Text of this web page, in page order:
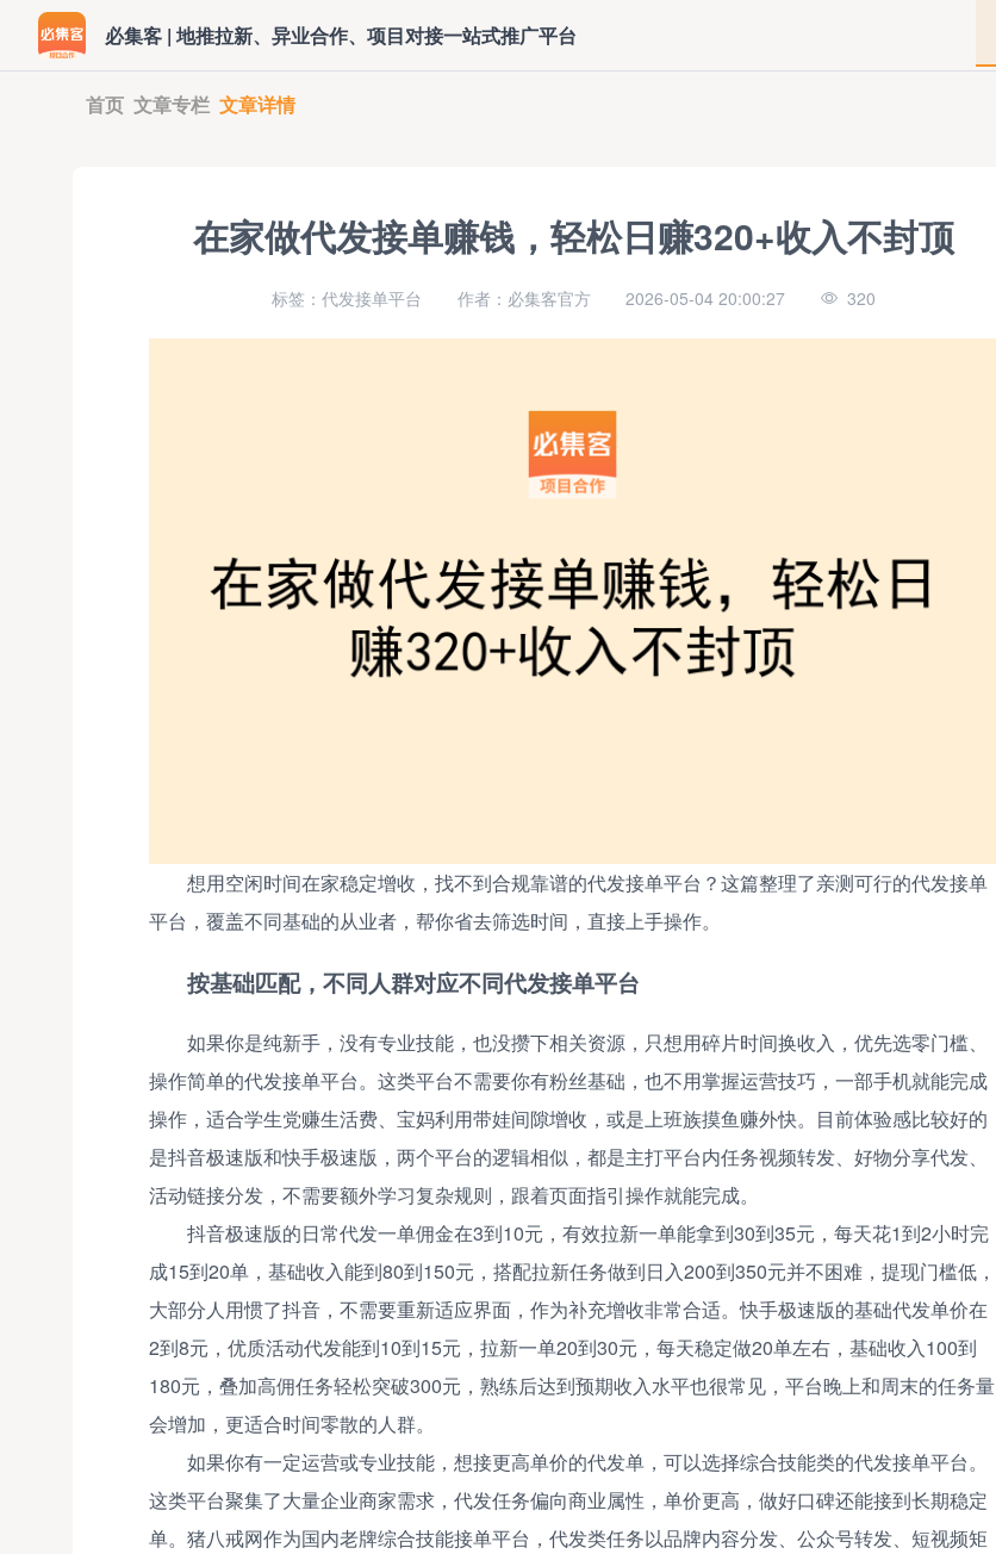
必集客 | 地推拉新、异业合作、项目对接一站式推广平台
首页 文章专栏 文章详情
在家做代发接单赚钱，轻松日赚320+收入不封顶
标签：代发接单平台 作者：必集客官方 2026-05-04 20:00:27 320
想用空闲时间在家稳定增收，找不到合规靠谱的代发接单平台？这篇整理了亲测可行的代发接单
平台，覆盖不同基础的从业者，帮你省去筛选时间，直接上手操作。
按基础匹配，不同人群对应不同代发接单平台
如果你是纯新手，没有专业技能，也没攒下相关资源，只想用碎片时间换收入，优先选零门槛、
操作简单的代发接单平台。这类平台不需要你有粉丝基础，也不用掌握运营技巧，一部手机就能完成
操作，适合学生党赚生活费、宝妈利用带娃间隙增收，或是上班族摸鱼赚外快。目前体验感比较好的
是抖音极速版和快手极速版，两个平台的逻辑相似，都是主打平台内任务视频转发、好物分享代发、
活动链接分发，不需要额外学习复杂规则，跟着页面指引操作就能完成。
抖音极速版的日常代发一单佣金在3到10元，有效拉新一单能拿到30到35元，每天花1到2小时完
成15到20单，基础收入能到80到150元，搭配拉新任务做到日入200到350元并不困难，提现门槛低，
大部分人用惯了抖音，不需要重新适应界面，作为补充增收非常合适。快手极速版的基础代发单价在
2到8元，优质活动代发能到10到15元，拉新一单20到30元，每天稳定做20单左右，基础收入100到
180元，叠加高佣任务轻松突破300元，熟练后达到预期收入水平也很常见，平台晚上和周末的任务量
会增加，更适合时间零散的人群。
如果你有一定运营或专业技能，想接更高单价的代发单，可以选择综合技能类的代发接单平台。
这类平台聚集了大量企业商家需求，代发任务偏向商业属性，单价更高，做好口碑还能接到长期稳定
单。猪八戒网作为国内老牌综合技能接单平台，代发类任务以品牌内容分发、公众号转发、短视频矩